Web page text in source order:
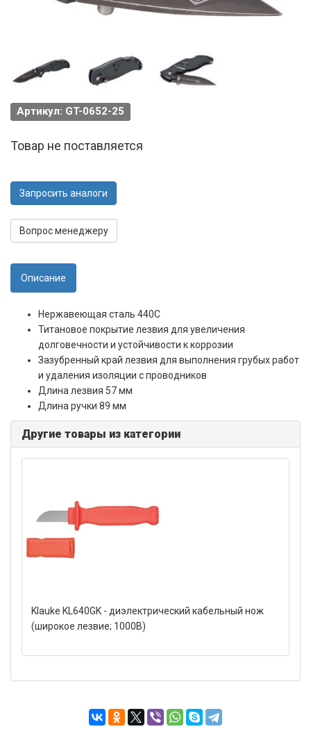
Артикул: GT-0652-25
Товар не поставляется
Запросить аналоги
Вопрос менеджеру
Описание
Нержавеющая сталь 440С
Титановое покрытие лезвия для увеличения
долговечности и устойчивости к коррозии
Зазубренный край лезвия для выполнения грубых работ
и удаления изоляции с проводников
Длина лезвия 57 мм
Длина ручки 89 мм
Другие товары из категории
Klauke KL640GK - диэлектрический кабельный нож
(широкое лезвие; 1000В)